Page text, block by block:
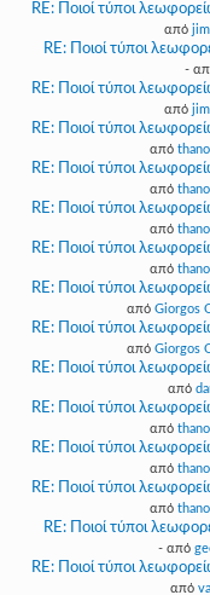
RE: Ποιοί τύποι
από
RE: Ποιοί τύποι
-
RE: Ποιοί τύποι
από
RE: Ποιοί τύποι
από
RE: Ποιοί τύποι
από
RE: Ποιοί τύποι
από
RE: Ποιοί τύποι
από
RE: Ποιοί τύποι
από Giorgos
RE: Ποιοί τύποι
από Giorgos
RE: Ποιοί τύποι
από
RE: Ποιοί τύποι
από
RE: Ποιοί τύποι
από
RE: Ποιοί τύποι
από
RE: Ποιοί τύποι
- από
RE: Ποιοί τύποι
από